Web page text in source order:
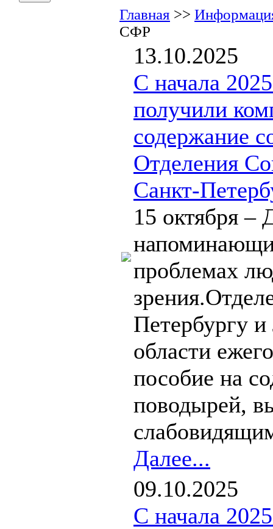
Главная >>
СФР
13.10.2025
С начала
получили
содержание
Отделения
Санкт-
15 октября –
проблемах
Петербургу
области
пособие на
поводырей,
Далее...
09.10.2025
С начала